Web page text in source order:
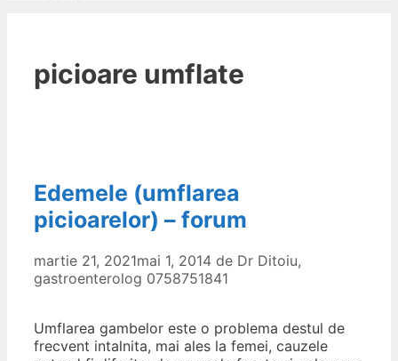
picioare umflate
Edemele (umflarea
picioarelor) – forum
martie 21, 2021mai 1, 2014 de Dr Ditoiu,
gastroenterolog 0758751841
Umflarea gambelor este o problema destul de
frecvent intalnita, mai ales la femei, cauzele